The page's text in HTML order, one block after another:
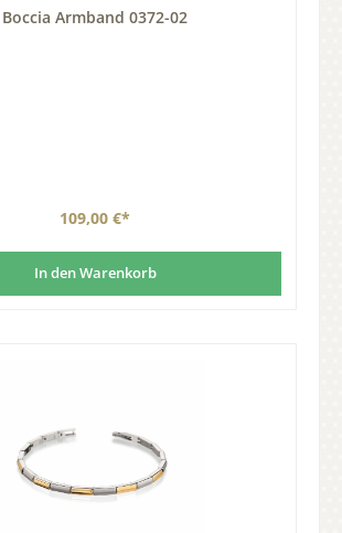
Boccia Armband 0372-02
109,00 €*
In den Warenkorb